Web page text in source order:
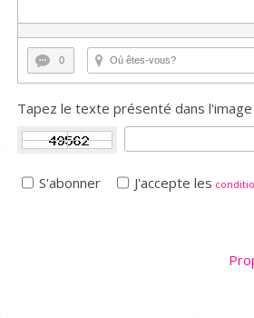
0
Tapez le texte présenté dans l'image
S'abonner J'accepte les